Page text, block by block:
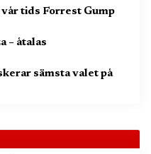
tids Forrest Gump
– åtalas
sämsta valet på